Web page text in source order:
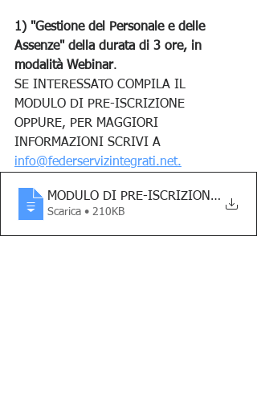
1) "Gestione del Personale e delle
Assenze" della durata di 3 ore, in
modalità Webinar.
SE INTERESSATO COMPILA IL
MODULO DI PRE-ISCRIZIONE
OPPURE, PER MAGGIORI
INFORMAZIONI SCRIVI A
info@federservizintegrati.net.
MODULO DI PRE-ISCRIZIONE corso
Scarica • 210KB